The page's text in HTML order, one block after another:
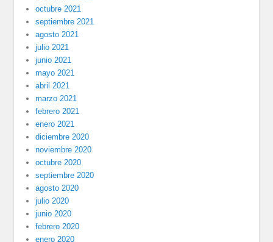
octubre 2021
septiembre 2021
agosto 2021
julio 2021
junio 2021
mayo 2021
abril 2021
marzo 2021
febrero 2021
enero 2021
diciembre 2020
noviembre 2020
octubre 2020
septiembre 2020
agosto 2020
julio 2020
junio 2020
febrero 2020
enero 2020